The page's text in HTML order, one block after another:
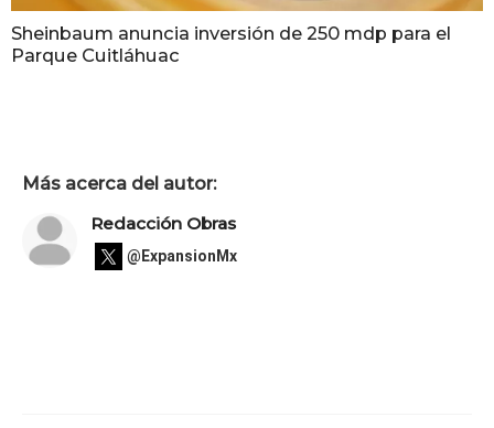
Sheinbaum anuncia inversión de 250 mdp para el
Parque Cuitláhuac
Más acerca del autor:
Redacción Obras
@ExpansionMx